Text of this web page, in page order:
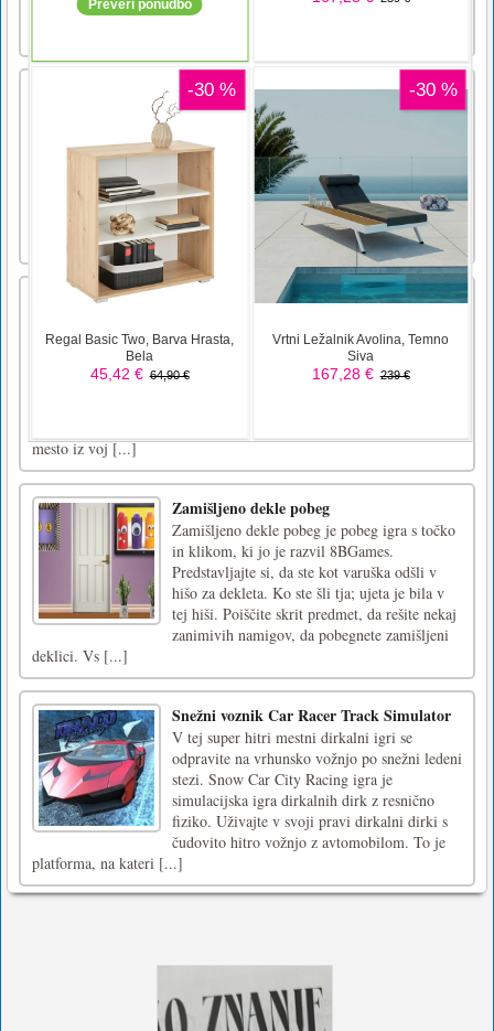
poberete 2 Pazite se bombe 3 Če bonbon pade
Igra z avtomobilom za deskanje na vodi
Ali ste že kdaj iskali resnične spremembe v
svetu avtomobilskih dirkalnih iger, če je vaš
odgovor pritrdilen, potem vam ta nova
simulacija avtomobilskih kaskaderskih
kaskaderskih kaskaderskih akcij na vodi
ponuja posodobljene pridihe iger vožnje z
avtomobilom 2019. Pridružite se [...]
Crowd City 3D
Brezplačna igra Z novimi liki je čas, da se
zabavate s temi novimi liki. Crowd Rush City
je brezplačna igra brez povezave, kjer morate
mesto iz voj [...]
Zamišljeno dekle pobeg
Zamišljeno dekle pobeg je pobeg igra s točko
in klikom, ki jo je razvil 8BGames.
Predstavljajte si, da ste kot varuška odšli v
hišo za dekleta. Ko ste šli tja; ujeta je bila v
tej hiši. Poiščite skrit predmet, da rešite nekaj
zanimivih namigov, da pobegnete zamišljeni
deklici. Vs [...]
Snežni voznik Car Racer Track Simulator
V tej super hitri mestni dirkalni igri se
odpravite na vrhunsko vožnjo po snežni ledeni
stezi. Snow Car City Racing igra je
simulacijska igra dirkalnih dirk z resnično
fiziko. Uživajte v svoji pravi dirkalni dirki s
čudovito hitro vožnjo z avtomobilom. To je
platforma, na kateri [...]